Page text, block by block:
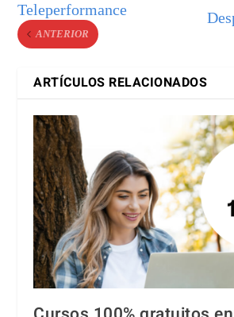
Teleperformance
ANTERIOR
ARTÍCULOS RELACIONADOS